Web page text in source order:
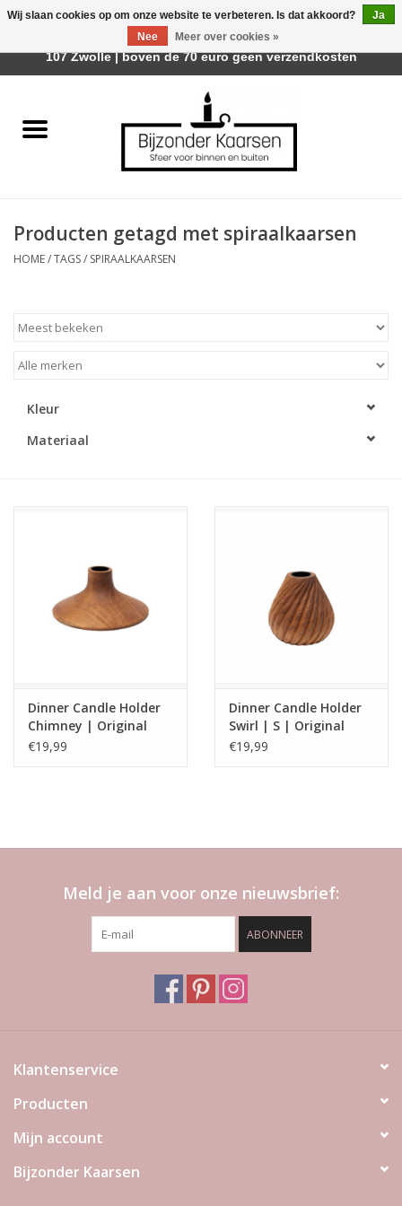
Räder Design Stories
Geurkaarsen
LED Kaarsen
Huisparfums
Merken
Producten getagd met spiraalkaarsen
HOME/TAGS/ SPIRAALKAARSEN
Kleur
Materiaal
Dinner Candle Holder
Chimney | Original
Home
€19,99
Dinner Candle Holder
Swirl | S | Original
Home
€19,99
Meld je aan voor onze nieuwsbrief:
ABONNEER
Klantenservice
Producten
Mijn account
Bijzonder Kaarsen
Wij slaan cookies op om onze website te verbeteren. Is dat akkoord?
Ja
Nee
Meer over cookies »
Afhalen is mogelijk bij Trotz Woon & Cadeau | Belvederelaan
107 Zwolle | boven de 70 euro geen verzendkosten